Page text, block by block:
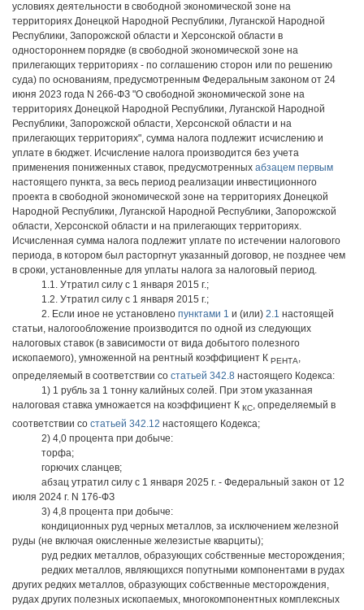
условиях деятельности в свободной экономической зоне на
территориях Донецкой Народной Республики, Луганской Народной
Республики, Запорожской области и Херсонской области в
одностороннем порядке (в свободной экономической зоне на
прилегающих территориях - по соглашению сторон или по решению
суда) по основаниям, предусмотренным Федеральным законом от 24
июня 2023 года N 266-ФЗ "О свободной экономической зоне на
территориях Донецкой Народной Республики, Луганской Народной
Республики, Запорожской области, Херсонской области и на
прилегающих территориях", сумма налога подлежит исчислению и
уплате в бюджет. Исчисление налога производится без учета
применения пониженных ставок, предусмотренных абзацем первым
настоящего пункта, за весь период реализации инвестиционного
проекта в свободной экономической зоне на территориях Донецкой
Народной Республики, Луганской Народной Республики, Запорожской
области, Херсонской области и на прилегающих территориях.
Исчисленная сумма налога подлежит уплате по истечении налогового
периода, в котором был расторгнут указанный договор, не позднее чем
в сроки, установленные для уплаты налога за налоговый период.
1.1. Утратил силу с 1 января 2015 г.;
1.2. Утратил силу с 1 января 2015 г.;
2. Если иное не установлено пунктами 1 и (или) 2.1 настоящей
статьи, налогообложение производится по одной из следующих
налоговых ставок (в зависимости от вида добытого полезного
ископаемого), умноженной на рентный коэффициент К РЕНТА,
определяемый в соответствии со статьей 342.8 настоящего Кодекса:
1) 1 рубль за 1 тонну калийных солей. При этом указанная
налоговая ставка умножается на коэффициент К КС, определяемый в
соответствии со статьей 342.12 настоящего Кодекса;
2) 4,0 процента при добыче:
торфа;
горючих сланцев;
абзац утратил силу с 1 января 2025 г. - Федеральный закон от 12
июля 2024 г. N 176-ФЗ
3) 4,8 процента при добыче:
кондиционных руд черных металлов, за исключением железной
руды (не включая окисленные железистые кварциты);
руд редких металлов, образующих собственные месторождения;
редких металлов, являющихся попутными компонентами в рудах
других редких металлов, образующих собственные месторождения,
рудах других полезных ископаемых, многокомпонентных комплексных